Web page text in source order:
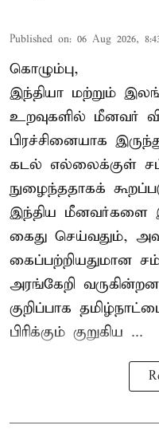
Published on: 06 Aug 2026,
கொழும்பு,
இந்தியா மற்றும்
உறவுகளில் மீனவர்
பிரச்சினையாக
கடல் எல்லைக்குள்
நுழைந்ததாகக்
இந்திய மீனவர்களை
கைது செய்வதும்,
கைப்பற்றியதுமான
அரங்கேறி
குறிப்பாக
பிரிக்கும் குறுகிய ...